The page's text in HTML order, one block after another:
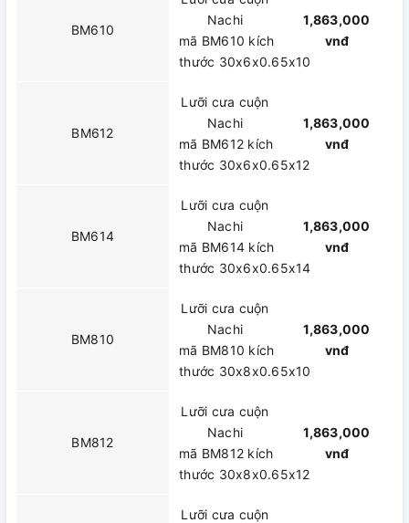
BM610
Nachi
mã BM610 kích
thước 30x6x0.65x10
1,863,000
vnđ
BM612
Lưỡi cưa cuộn
Nachi
mã BM612 kích
thước 30x6x0.65x12
1,863,000
vnđ
BM614
Lưỡi cưa cuộn
Nachi
mã BM614 kích
thước 30x6x0.65x14
1,863,000
vnđ
BM810
Lưỡi cưa cuộn
Nachi
mã BM810 kích
thước 30x8x0.65x10
1,863,000
vnđ
BM812
Lưỡi cưa cuộn
Nachi
mã BM812 kích
thước 30x8x0.65x12
1,863,000
vnđ
Lưỡi cưa cuộn